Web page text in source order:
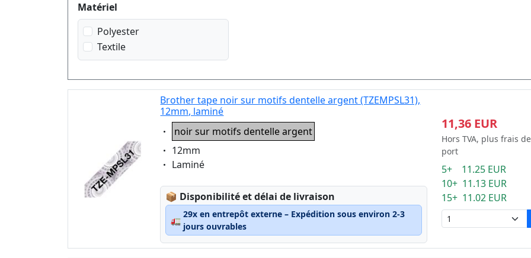
noir sur doré geometrisch
noir sur jaune
noir sur motif Vichy rouge
noir sur motif avec des
noir sur motifs dentelle
noir sur transparent
noir sur transparent matt
rouge sur blanc
rouge sur transparent
Matériel
Polyester
Textile
Brother tape noir sur motifs dentelle argent (TZEMPSL31),
12mm, laminé
Eigenschaft:
noir sur motifs dentelle argent
Eigenschaft:
12mm
Eigenschaft:
Laminé
📦 Lagerstatus:
Disponibilité et délai de livraison
🚛
29x en entrepôt externe – Expédition sous environ 2-3
jours ouvrables
11,36 EUR
Hors TVA, plus frais de
port
5+ 11.25 EUR
10+ 11.13 EUR
15+ 11.02 EUR